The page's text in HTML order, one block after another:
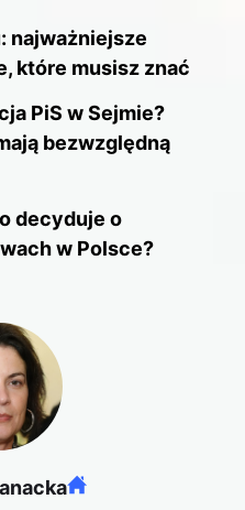
najważniejsze
które musisz znać
PiS w Sejmie?
bezwzględną
decyduje o
w Polsce?